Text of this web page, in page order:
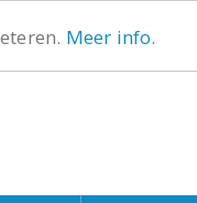
Meer info.